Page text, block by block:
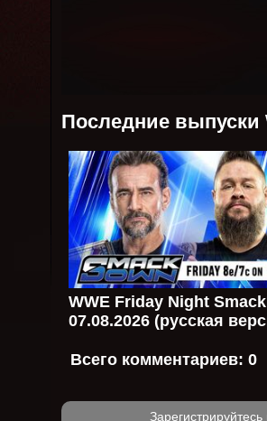
Последние выпуски
WWE Friday Night
07.08.2026 (русская
Всего комментариев: 0